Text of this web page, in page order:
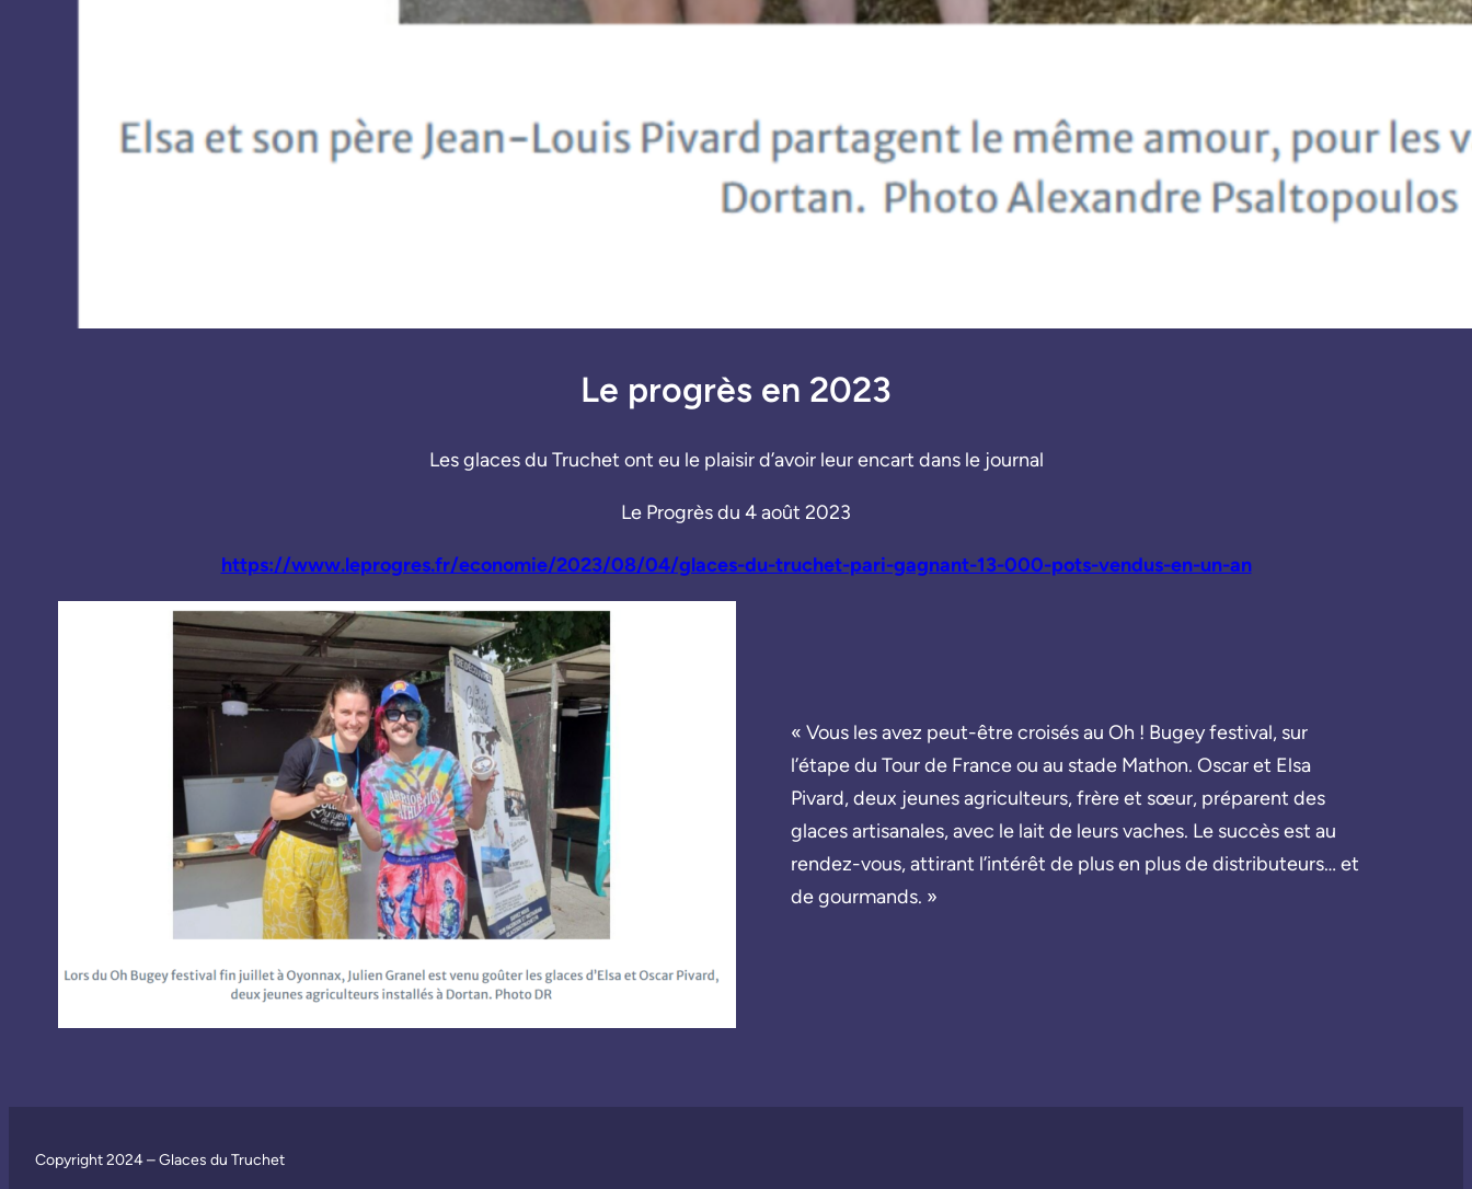
Le progrès en 2023
Les glaces du Truchet ont eu le plaisir d’avoir leur encart dans le journal
Le Progrès du 4 août 2023
https://www.leprogres.fr/economie/2023/08/04/glaces-du-truchet-pari-gagnant-13-000-pots-vendus-en-un-an
« Vous les avez peut-être croisés au Oh ! Bugey festival, sur
l’étape du Tour de France ou au stade Mathon. Oscar et Elsa
Pivard, deux jeunes agriculteurs, frère et sœur, préparent des
glaces artisanales, avec le lait de leurs vaches. Le succès est au
rendez-vous, attirant l’intérêt de plus en plus de distributeurs… et
de gourmands. »
Copyright 2024 – Glaces du Truchet